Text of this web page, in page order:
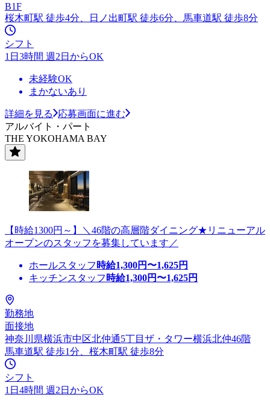
B1F
桜木町駅 徒歩4分、日ノ出町駅 徒歩6分、馬車道駅 徒歩8分
シフト
1日3時間 週2日からOK
未経験OK
まかないあり
詳細を見る
応募画面に進む
アルバイト・パート
THE YOKOHAMA BAY
【時給1300円～】＼46階の高層階ダイニング★リニューアル
オープンのスタッフを募集しています／
ホールスタッフ 時給1,300円〜1,625円
キッチンスタッフ 時給1,300円〜1,625円
勤務地
面接地
神奈川県横浜市中区北仲通5丁目ザ・タワー横浜北仲46階
馬車道駅 徒歩1分、桜木町駅 徒歩8分
シフト
1日4時間 週2日からOK